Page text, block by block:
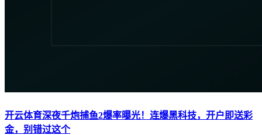
开云体育深夜千炮捕鱼2爆率曝光！连爆黑科技，开户即送彩
金，别错过这个